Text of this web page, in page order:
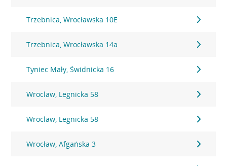
Trzebnica, Wrocławska 10E
Trzebnica, Wrocławska 14a
Tyniec Mały, Świdnicka 16
Wroclaw, Legnicka 58
Wroclaw, Legnicka 58
Wrocław, Afgańska 3